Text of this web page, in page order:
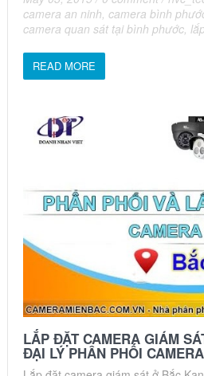
camera an ninh camera bình
camera quan sát tại bình phước
READ MORE
LẮP ĐẶT CAMERA GIÁM
ĐẠI LÝ PHÂN PHỐI